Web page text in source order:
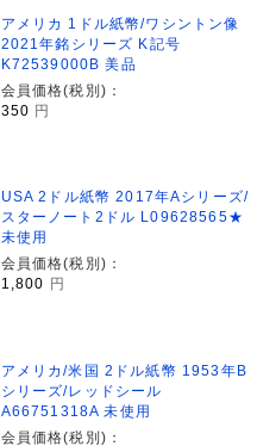
アメリカ 1ドル紙幣/ワシントン像
2021年銘シリーズ K記号
K72539000B 美品
会員価格(税別)：
350 円
USA 2ドル紙幣 2017年Aシリーズ/
スターノート2ドル L09628565★
未使用
会員価格(税別)：
1,800
円
アメリカ/米国 2ドル紙幣 1953年B
シリーズ/レッドシール
A66751318A 未使用
会員価格(税別)：